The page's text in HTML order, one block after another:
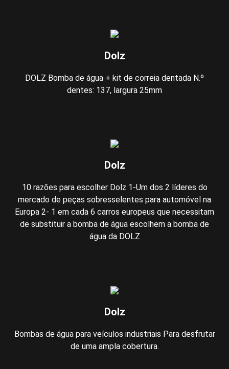
Dolz
DOLZ Bomba de água + kit de correia dentada N.º
dentes: 137, largura 25mm
Dolz
10 razões para escolher Dolz 1-Um dos 2 líderes do
mercado de peças sobresselentes para automóvel na
Europa 2- 1 em cada 6 carros europeus que necessitam
de substituir a bomba de água escolhem a bomba de
água da DOLZ
Dolz
Bombas de água para veículos industriais Para desfrutar
de uma ampla cobertura.